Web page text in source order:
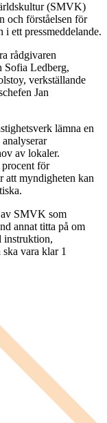
(SMVK)
och förståelsen för
ett pressmeddelande.
rådgivaren
Sofia Ledberg,
verkställande
Jan
lämna en
av lokaler.
för
att myndigheten kan
av SMVK som
annat titta på om
instruktion,
vara klar 1